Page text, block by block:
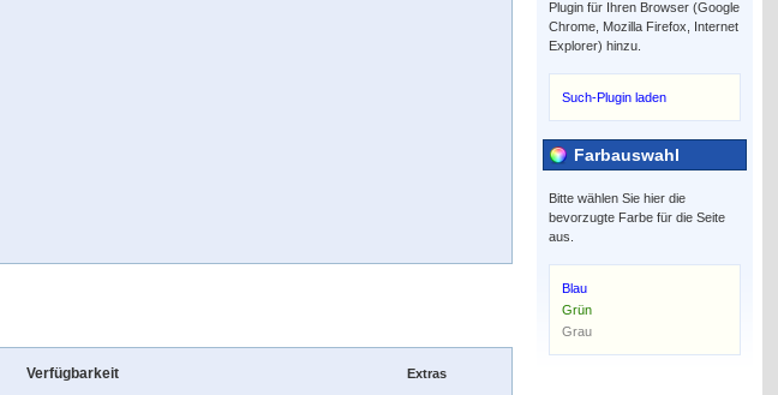
Plugin für Ihren Browser (Google
Chrome, Mozilla Firefox, Internet
Explorer) hinzu.
Such-Plugin laden
Farbauswahl
Bitte wählen Sie hier die
bevorzugte Farbe für die Seite
aus.
Blau
Grün
Grau
Verfügbarkeit Extras